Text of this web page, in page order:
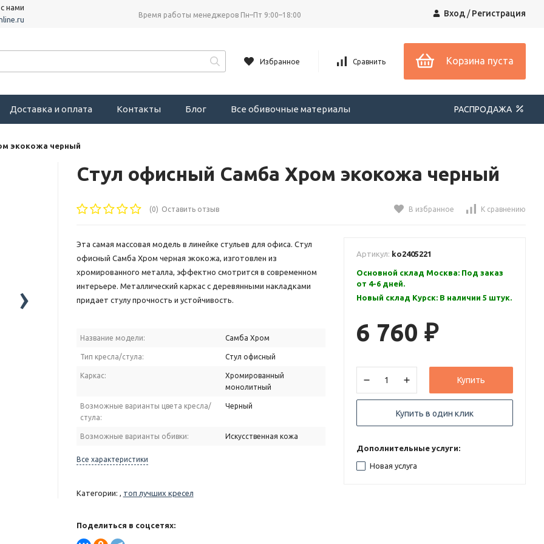
нами
Время работы менеджеров Пн–Пт 9:00–18:00 Вход/Регистрация
Избранное Сравнить Корзина пуста
Доставка и оплата Контакты Блог Все обивочные материалы РАСПРОДАЖА
экокожа черный
›
Стул офисный Самба Хром экокожа черный
(0) Оставить отзыв В избранное К сравнению
Эта самая массовая модель в линейке стульев для офиса. Стул
офисный Самба Хром черная экокожа, изготовлен из
хромированного металла, эффектно смотрится в современном
интерьере. Металлический каркас с деревянными накладками
придает стулу прочность и устойчивость.
Название модели: Самба Хром
Тип кресла/стула: Стул офисный
Каркас:
Хромированный
монолитный
Возможные варианты цвета кресла/
стула:
Черный
Возможные варианты обивки: Искусственная кожа
Все характеристики
Категории: , топ лучших кресел
Поделиться в соцсетях:
Артикул: ko2405221
Основной склад Москва: Под заказ
от 4-6 дней.
Новый склад Курск: В наличии 5 штук.
6 760 ₽
Купить
Купить в один клик
Дополнительные услуги:
Новая услуга